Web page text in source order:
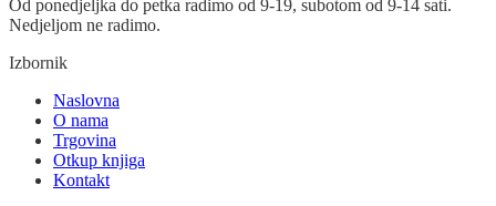
Od ponedjeljka do petka radimo od 9-19, subotom od 9-14 sati.
Nedjeljom ne radimo.
Izbornik
Naslovna
O nama
Trgovina
Otkup knjiga
Kontakt